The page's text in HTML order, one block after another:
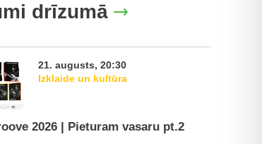
drīzumā
21. augusts, 20:30
Izklaide un kultūra
2026 | Pieturam vasaru pt.2